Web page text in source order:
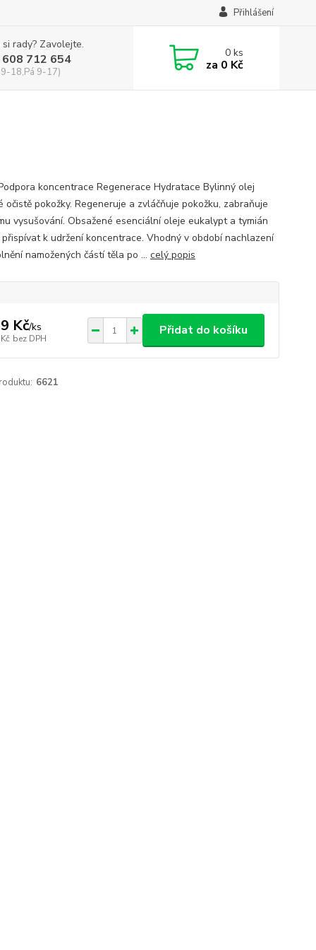
Přihlášení
rady? Zavolejte.
712 654
18,Pá 9-17)
0ks
za 0 Kč
koncentrace Regenerace Hydratace Bylinný olej
očistě pokožky. Regeneruje a zvláčňuje pokožku, zabraňuje
vysušování. Obsažené esenciální oleje eukalypt a tymián
k udržení koncentrace. Vhodný v období nachlazení
namožených částí těla po ... celý popis
Kč/ks
bez DPH
Přidat do košíku
6621